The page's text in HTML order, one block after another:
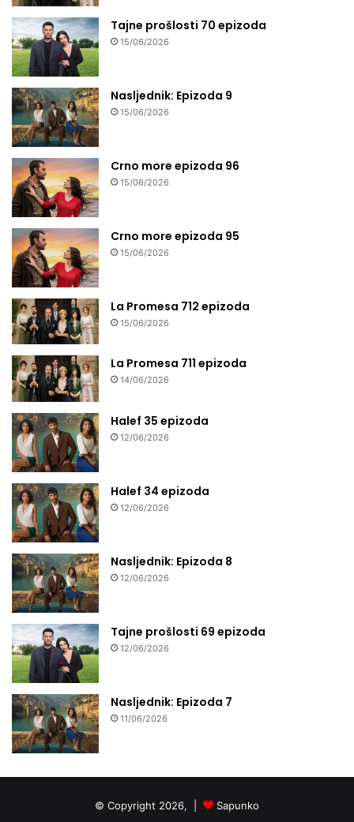
Tajne prošlosti 70 epizoda
15/06/2026
Nasljednik: Epizoda 9
15/06/2026
Crno more epizoda 96
15/06/2026
Crno more epizoda 95
15/06/2026
La Promesa 712 epizoda
15/06/2026
La Promesa 711 epizoda
14/06/2026
Halef 35 epizoda
12/06/2026
Halef 34 epizoda
12/06/2026
Nasljednik: Epizoda 8
12/06/2026
Tajne prošlosti 69 epizoda
12/06/2026
Nasljednik: Epizoda 7
11/06/2026
© Copyright 2026, | Sapunko